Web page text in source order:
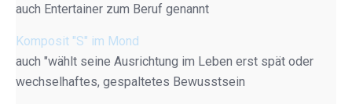
auch Entertainer zum Beruf genannt
Komposit "S" im Mond
auch "wählt seine Ausrichtung im Leben erst spät oder
wechselhaftes, gespaltetes Bewusstsein